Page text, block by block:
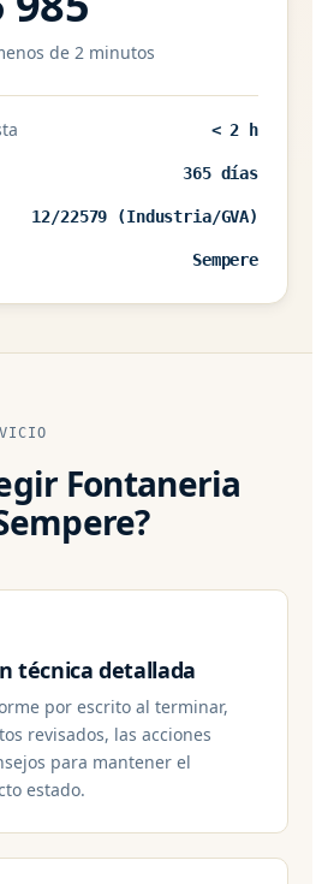
de 2 minutos
< 2 h
365 días
12/22579 (Industria/GVA)
Sempere
Fontaneria
técnica detallada
por escrito al terminar,
revisados, las acciones
para mantener el
estado.